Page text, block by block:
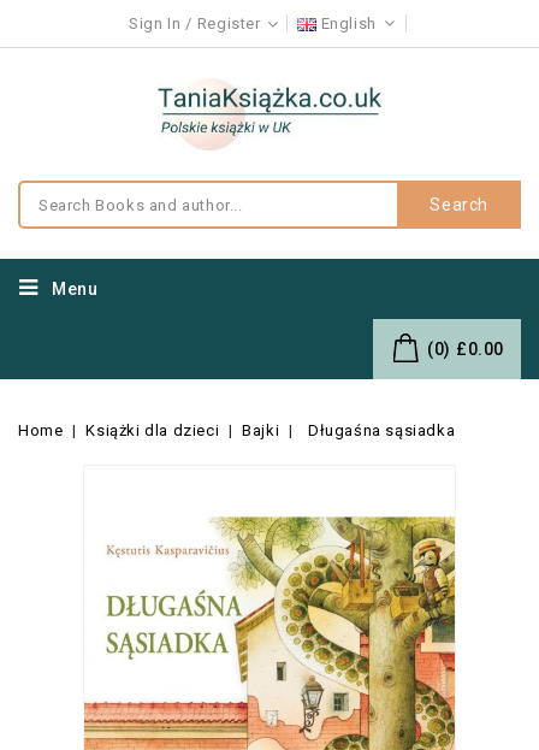
Sign In Register English
Search
Menu
(0) £0.00
Home Książki dla dzieci Bajki Długaśna sąsiadka